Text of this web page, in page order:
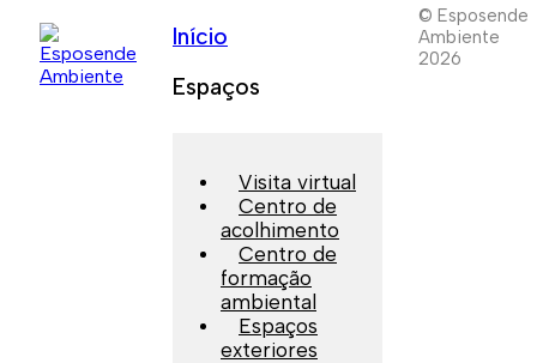
Início
Espaços
Visita virtual
Centro de
acolhimento
Centro de
formação
ambiental
Espaços
exteriores
© Esposende
Ambiente
2026